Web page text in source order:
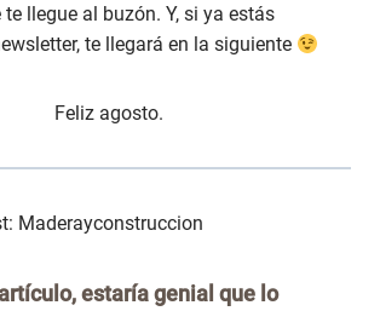
llegue al buzón. Y, si ya estás
te llegará en la siguiente
Feliz agosto.
Maderayconstruccion
estaría genial que lo